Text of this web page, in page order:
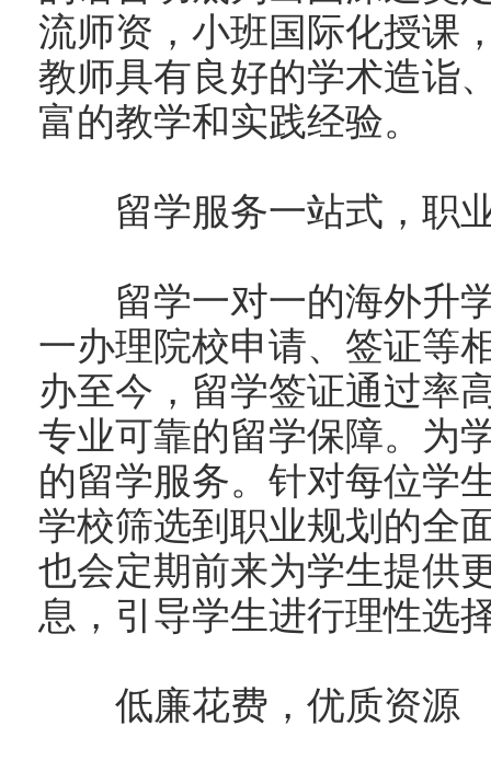
流师资，小班国际化授课
教师具有良好的学术造诣
富的教学和实践经验。
留学服务一站式，职
留学一对一的海外升学
一办理院校申请、签证等
办至今，留学签证通过率
专业可靠的留学保障。为
的留学服务。针对每位学
学校筛选到职业规划的全
也会定期前来为学生提供
息，引导学生进行理性选
低廉花费，优质资源